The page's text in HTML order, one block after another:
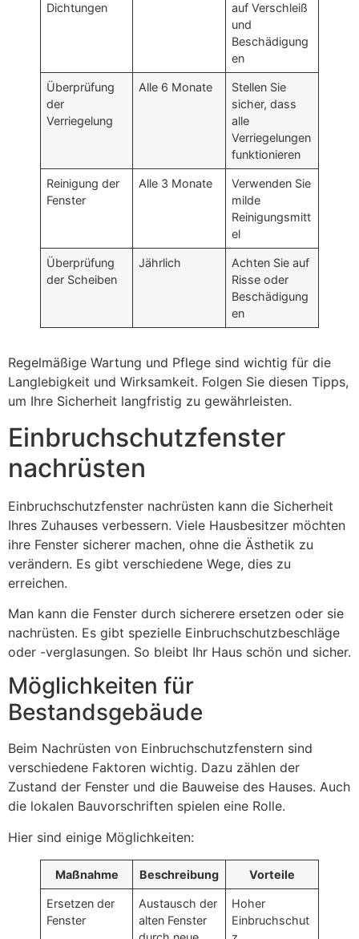
Dichtungen
auf Verschleiß
und
Beschädigung
en
Überprüfung
der
Verriegelung
Alle 6 Monate
Stellen Sie
sicher, dass
alle
Verriegelungen
funktionieren
Reinigung der
Fenster
Alle 3 Monate
Verwenden Sie
milde
Reinigungsmitt
el
Überprüfung
der Scheiben
Jährlich
Achten Sie auf
Risse oder
Beschädigung
en
Regelmäßige Wartung und Pflege sind wichtig für die
Langlebigkeit und Wirksamkeit. Folgen Sie diesen Tipps,
um Ihre Sicherheit langfristig zu gewährleisten.
Einbruchschutzfenster
nachrüsten
Einbruchschutzfenster nachrüsten kann die Sicherheit
Ihres Zuhauses verbessern. Viele Hausbesitzer möchten
ihre Fenster sicherer machen, ohne die Ästhetik zu
verändern. Es gibt verschiedene Wege, dies zu
erreichen.
Man kann die Fenster durch sicherere ersetzen oder sie
nachrüsten. Es gibt spezielle Einbruchschutzbeschläge
oder -verglasungen. So bleibt Ihr Haus schön und sicher.
Möglichkeiten für
Bestandsgebäude
Beim Nachrüsten von Einbruchschutzfenstern sind
verschiedene Faktoren wichtig. Dazu zählen der
Zustand der Fenster und die Bauweise des Hauses. Auch
die lokalen Bauvorschriften spielen eine Rolle.
Hier sind einige Möglichkeiten:
Maßnahme Beschreibung Vorteile
Ersetzen der
Fenster
Austausch der
alten Fenster
Hoher
Einbruchschut